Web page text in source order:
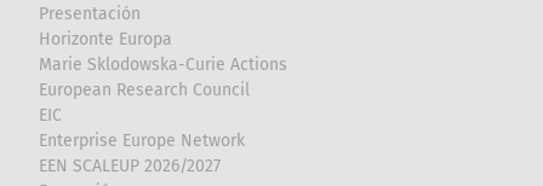
Presentación
Horizonte Europa
Marie Sklodowska-Curie Actions
European Research Council
EIC
Enterprise Europe Network
EEN SCALEUP 2026/2027